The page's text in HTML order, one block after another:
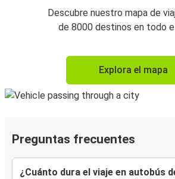
Descubre nuestro mapa de
de 8000 destinos en todo
Explora el mapa
Preguntas frecuentes
¿Cuánto dura el viaje en autobús